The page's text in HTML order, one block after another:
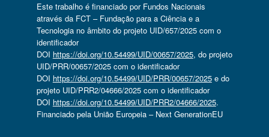
Este trabalho é financiado por Fundos Nacionais
através da FCT – Fundação para a Ciência e a
Tecnologia no âmbito do projeto UID/657/2025 com o
identificador
DOI https://doi.org/10.54499/UID/00657/2025, do projeto
UID/PRR/00657/2025 com o identificador
DOI https://doi.org/10.54499/UID/PRR/00657/2025e do
projeto UID/PRR2/04666/2025 com o identificador
DOI https://doi.org/10.54499/UID/PRR2/04666/2025.
Financiado pela União Europeia – Next GenerationEU